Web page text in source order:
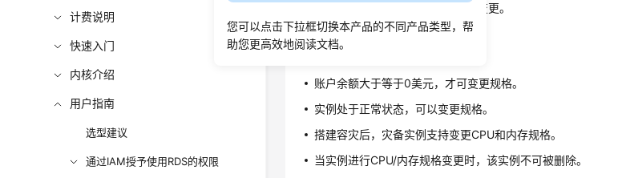
您可以点击下拉框切换本产品的不同产品类型，帮
助您更高效地阅读文档。
计费说明
快速入门
内核介绍
用户指南
选型建议
通过IAM授予使用RDS的权限
可根据业务需要进行变更。
约束限制
账户余额大于等于0美元，才可变更规格。
实例处于正常状态，可以变更规格。
搭建容灾后，灾备实例支持变更CPU和内存规格。
当实例进行CPU/内存规格变更时，该实例不可被删除。